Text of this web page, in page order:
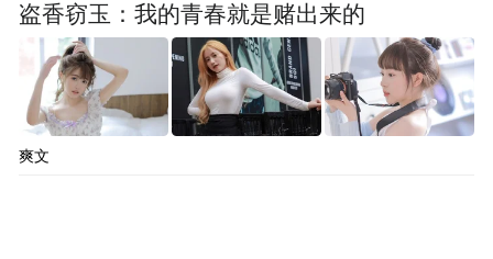
盗香窃玉：我的青春就是赌出来的
爽文